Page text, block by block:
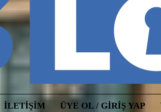
ILETIŞIM ÜYE OL / GIRIŞ YAP